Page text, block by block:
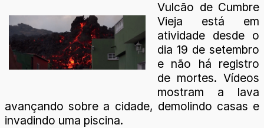
Vulcão de Cumbre
Vieja está em
atividade desde o
dia 19 de setembro
e não há registro
de mortes. Vídeos
mostram a lava
avançando sobre a cidade, demolindo casas e
invadindo uma piscina.